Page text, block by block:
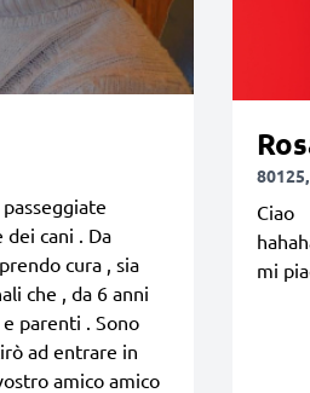
cani . Da
cura , sia
che , da 6 anni
parenti . Sono
ad entrare in
amico amico
Ciao
mi